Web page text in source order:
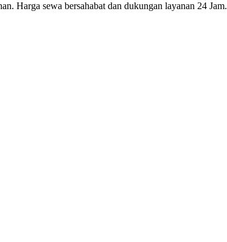
Harga sewa bersahabat dan dukungan layanan 24 Jam.